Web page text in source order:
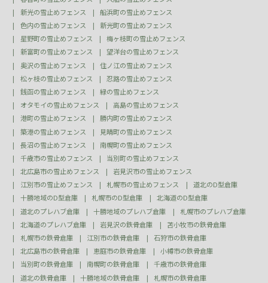
新光の雪止めフェンス
船浜町の雪止めフェンス
色内の雪止めフェンス
新光町の雪止めフェンス
星野町の雪止めフェンス
梅ヶ枝町の雪止めフェンス
新富町の雪止めフェンス
望洋台の雪止めフェンス
奥沢の雪止めフェンス
住ノ江の雪止めフェンス
松ヶ枝の雪止めフェンス
忍路の雪止めフェンス
銭函の雪止めフェンス
緑の雪止めフェンス
オタモイの雪止めフェンス
高島の雪止めフェンス
港町の雪止めフェンス
勝内町の雪止めフェンス
築港の雪止めフェンス
見晴町の雪止めフェンス
長沼の雪止めフェンス
南幌町の雪止めフェンス
千歳市の雪止めフェンス
当別町の雪止めフェンス
北広島市の雪止めフェンス
岩見沢市の雪止めフェンス
江別市の雪止めフェンス
札幌市の雪止めフェンス
道北のD型倉庫
十勝地域のD型倉庫
札幌市のD型倉庫
北海道のD型倉庫
道北のプレハブ倉庫
十勝地域のプレハブ倉庫
札幌市のプレハブ倉庫
北海道のプレハブ倉庫
岩見沢の鉄骨倉庫
苫小牧市の鉄骨倉庫
札幌市の鉄骨倉庫
江別市の鉄骨倉庫
石狩市の鉄骨倉庫
北広島市の鉄骨倉庫
恵庭市の鉄骨倉庫
小樽市の鉄骨倉庫
当別町の鉄骨倉庫
南幌町の鉄骨倉庫
千歳市の鉄骨倉庫
道北の鉄骨倉庫
十勝地域の鉄骨倉庫
札幌市の鉄骨倉庫